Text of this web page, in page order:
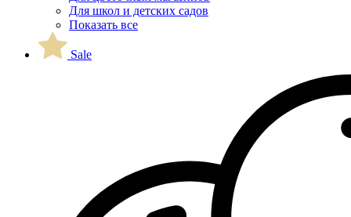
Для школ и детских садов
Показать все
Sale